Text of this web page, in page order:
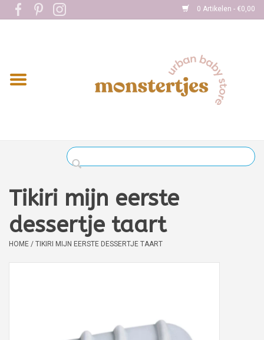
0 Artikelen - €0,00
Home
Kleding
Verzorging
Boekjes
Tikiri mijn eerste
dessertje taart
HOME / TIKIRI MIJN EERSTE DESSERTJE TAART